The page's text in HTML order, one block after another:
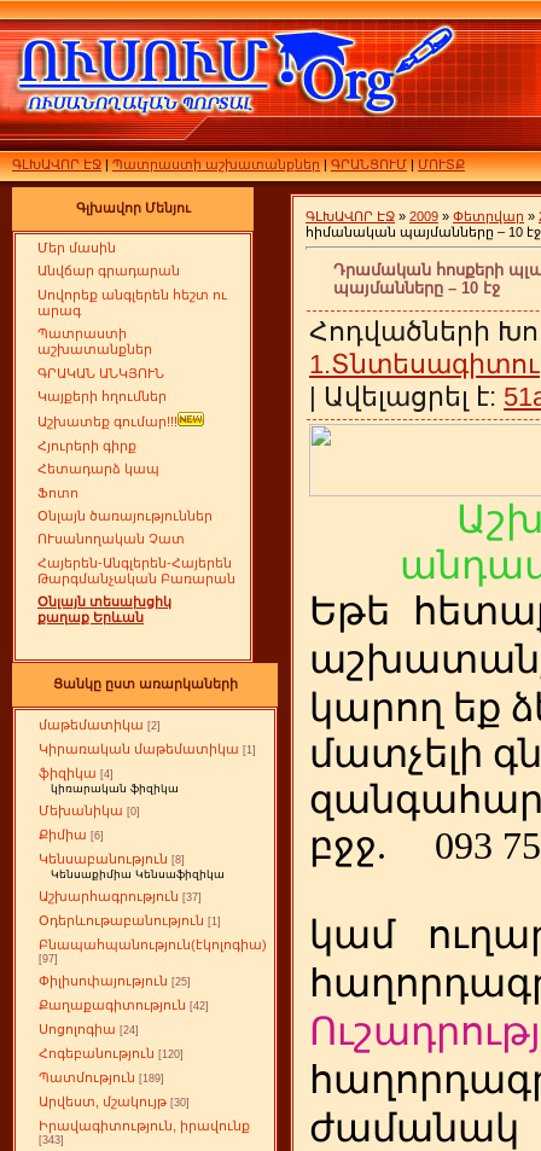
ԳԼԽԱՎՈՐ ԷՋ|Պատրաստի աշխատանքներ|ԳՐԱՆՑՈՒՄ|ՄՈՒՏՔ
Գլխավոր Մենյու
Մեր մասին
Անվճար գրադարան
Սովորեք անգլերեն հեշտ ու
արագ
Պատրաստի
աշխատանքներ
ԳՐԱԿԱՆ ԱՆԿՅՈՒՆ
Կայքերի հղումներ
Աշխատեք գումար!!!
Հյուրերի գիրք
Հետադարձ կապ
Ֆոտո
Օնլայն ծառայություններ
ՈՒսանողական Չատ
Հայերեն-Անգլերեն-Հայերեն
Թարգմանչական Բառարան
Օնլայն տեսախցիկ
քաղաք Երևան
Ցանկը ըստ առարկաների
մաթեմատիկա [2]
Կիրառական մաթեմատիկա [1]
ֆիզիկա [4]
կիռարական ֆիզիկա
Մեխանիկա [0]
Քիմիա [6]
Կենսաբանություն [8]
Կենսաքիմիա Կենսաֆիզիկա
Աշխարհագրություն [37]
Օդերևութաբանություն [1]
Բնապահպանություն(էկոլոգիա)
[97]
Փիլիսոփայություն [25]
Քաղաքագիտություն [42]
Սոցոլոգիա [24]
Հոգեբանություն [120]
Պատմություն [189]
Արվեստ, մշակույթ [30]
Իրավագիտություն, իրավունք
[343]
ԳԼԽԱՎՈՐ ԷՋ » 2009 » Փետրվար »
հիմանական պայմանները – 10 էջ
Դրամական հոսքերի
պայմանները – 10 էջ
Հոդվածների
| Ավելացրել է:
Եթե հ
կարող եք
մատչելի
բջջ.
093
կամ
ժամանակ